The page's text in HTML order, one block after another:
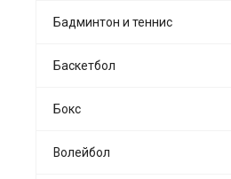
Бадминтон и теннис
Баскетбол
Бокс
Волейбол